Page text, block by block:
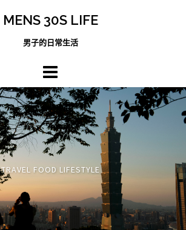
MENS 30S LIFE
男子的日常生活
TRAVEL FOOD LIFESTYLE